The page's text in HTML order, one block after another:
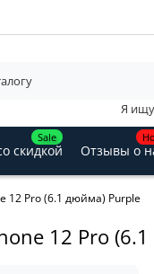
Я
Sale
скидкой Отзывы о
12 Pro (6.1 дюйма) Purple
12 Pro